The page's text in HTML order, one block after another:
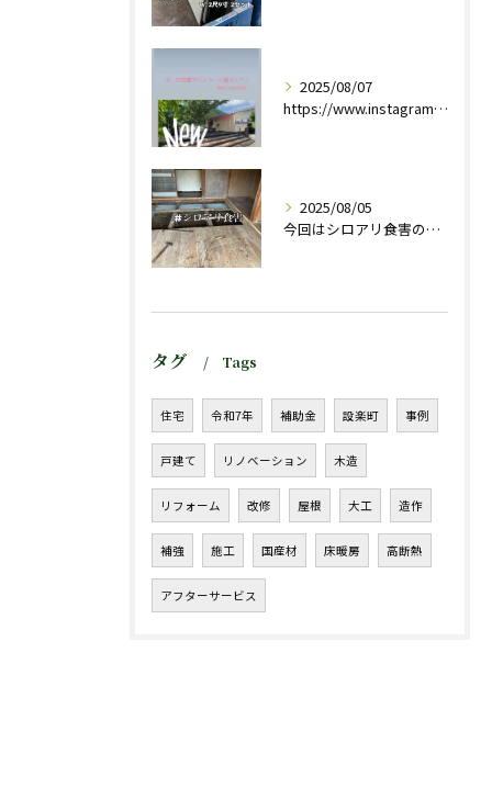
2025/08/07
https://www.instagram.com/stor...
2025/08/05
今回はシロアリ食害のお宅の
タグ Tags
住宅 令和7年 補助金 設楽町 事例
戸建て リノベーション 木造
リフォーム 改修 屋根 大工 造作
補強 施工 国産材 床暖房 高断熱
アフターサービス